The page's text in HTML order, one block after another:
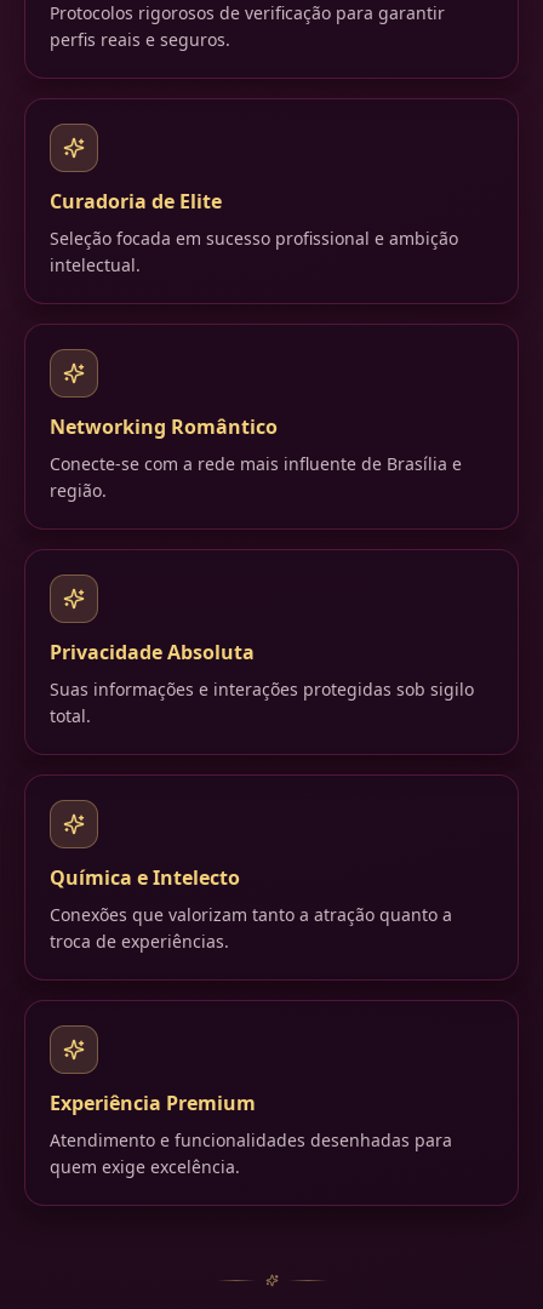
Protocolos rigorosos de verificação para garantir
perfis reais e seguros.
Curadoria de Elite
Seleção focada em sucesso profissional e ambição
intelectual.
Networking Romântico
Conecte-se com a rede mais influente de Brasília e
região.
Privacidade Absoluta
Suas informações e interações protegidas sob sigilo
total.
Química e Intelecto
Conexões que valorizam tanto a atração quanto a
troca de experiências.
Experiência Premium
Atendimento e funcionalidades desenhadas para
quem exige excelência.